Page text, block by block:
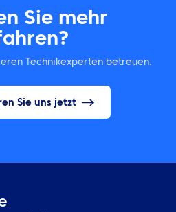
Sie mehr
Technikexperten betreuen.
Sie uns jetzt